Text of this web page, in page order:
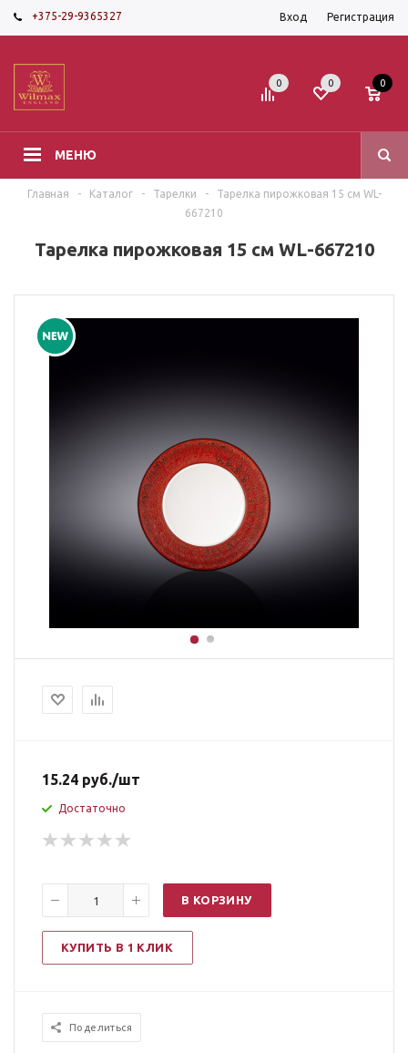
+375-29-9365327 Вход Регистрация
МЕНЮ
0 0 0
Главная - Каталог - Тарелки -
Тарелка пирожковая 15 см WL-
667210
Тарелка пирожковая 15 см WL-667210
15.24 руб./шт
Достаточно
В КОРЗИНУ
КУПИТЬ В 1 КЛИК
Поделиться